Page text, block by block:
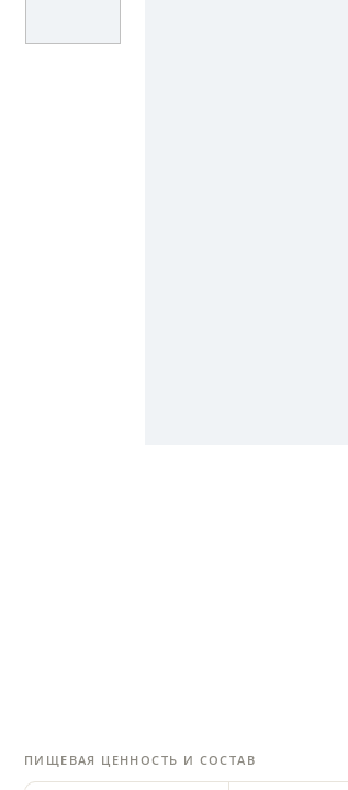
ПИЩЕВАЯ ЦЕННОСТЬ И СОСТАВ